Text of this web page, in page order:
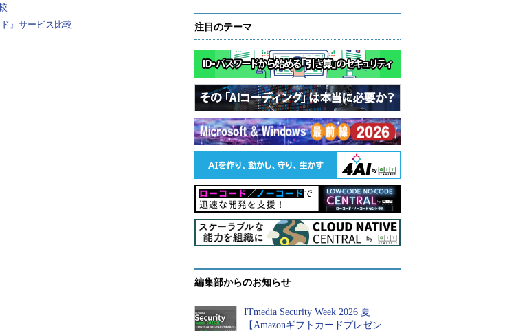
ない場合は、レガシーアプリ
スケースではない。
』サービス比較
注目のテーマ
編集部からのお知らせ
ITmedia Security Week 2026 夏
【Amazonギフトカードプレゼン